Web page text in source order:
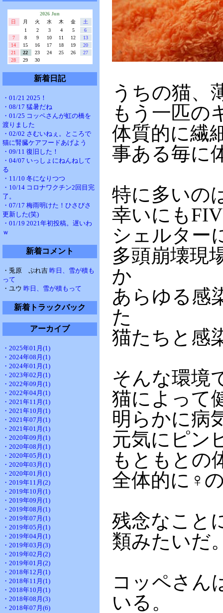
2026 Jun
日
月 火 水 木 金
土
1
2 3 4 5
6
7
8 9 10 11 12
13
14
15 16 17 18 19
20
21
22 23 24 25 26
27
28
29 30
新着日記
・01/21 2025！
・08/17 猛暑だね
・01/25 コッペさんが虹の橋を
渡りました
・02/02 さむいねぇ。ところで
猫に腎臓ケアフードあげよう
・09/11 復旧した！
・04/07 いっしょにねんねして
る
・11/10 冬になりつつ
・10/14 コロナワクチン2回目完
了。
・07/17 梅雨明けた！ひさびさ
更新した(笑)
・01/19 2021年初投稿。遅いわ
ｗ
新着コメント
・兎原 ぷれ吉 昨日、雪が積も
って
・ユウ 昨日、雪が積もって
新着トラックバック
アーカイブ
・2025年01月(1)
・2024年08月(1)
・2024年01月(1)
・2023年02月(1)
・2022年09月(1)
・2022年04月(1)
・2021年11月(1)
・2021年10月(1)
・2021年07月(1)
・2021年01月(1)
・2020年09月(1)
・2020年08月(1)
・2020年05月(1)
・2020年03月(1)
・2020年01月(1)
・2019年11月(2)
・2019年10月(1)
・2019年09月(1)
・2019年08月(1)
・2019年07月(1)
・2019年05月(1)
・2019年04月(1)
・2019年03月(3)
・2019年02月(2)
・2019年01月(2)
・2018年12月(1)
・2018年11月(1)
・2018年10月(1)
・2018年08月(3)
・2018年07月(6)
うちの猫、
もう一匹の
体質的に繊
事ある毎に
特に多いの
幸いにも
シェルター
多頭崩壊現
か
あらゆる感
た
猫たちと感
そんな環境
猫によって
明らかに病
元気にピン
もともとの
全体的に♀
残念なこと
類みたいだ
コッペさん
いる。